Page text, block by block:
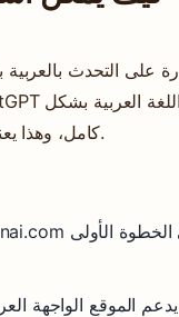
على التحدث
كامل، وهذا يعني أنك تكتب كما تتحدث دون أي عناء.
يدعم الموقع الواجهة